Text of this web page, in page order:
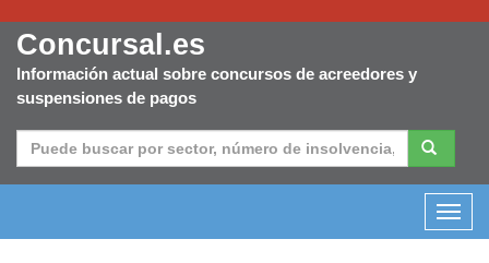
Concursal.es
Información actual sobre concursos de acreedores y
suspensiones de pagos